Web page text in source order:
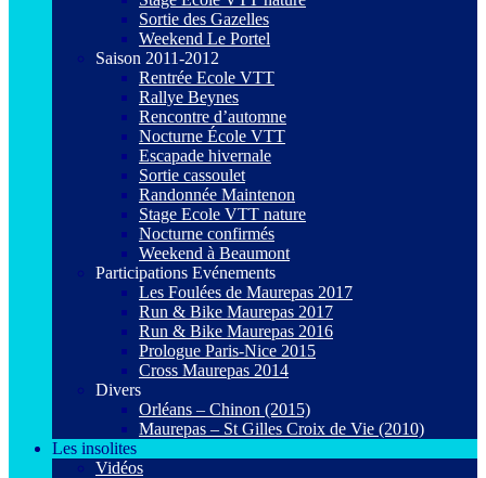
Sortie des Gazelles
Weekend Le Portel
Saison 2011-2012
Rentrée Ecole VTT
Rallye Beynes
Rencontre d’automne
Nocturne École VTT
Escapade hivernale
Sortie cassoulet
Randonnée Maintenon
Stage Ecole VTT nature
Nocturne confirmés
Weekend à Beaumont
Participations Evénements
Les Foulées de Maurepas 2017
Run & Bike Maurepas 2017
Run & Bike Maurepas 2016
Prologue Paris-Nice 2015
Cross Maurepas 2014
Divers
Orléans – Chinon (2015)
Maurepas – St Gilles Croix de Vie (2010)
Les insolites
Vidéos